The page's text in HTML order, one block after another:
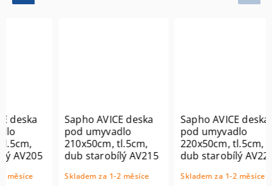
Sapho AVICE deska
pod umyvadlo
210x50cm, tl.5cm,
dub starobílý AV215
Skladem za 1-2 měsíce
Sapho AVICE deska
pod umyvadlo
220x50cm, tl.5cm,
dub starobílý AV225
Skladem za 1-2 měsíce